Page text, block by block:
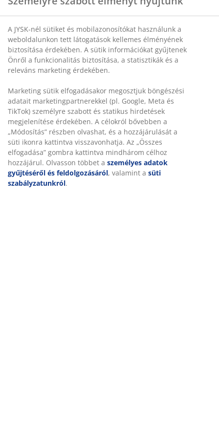
A JYSK-nél sütiket és mobilazonosítókat használunk a
weboldalunkon tett látogatások kellemes élményének
biztosítása érdekében. A sütik információkat gyűjtenek
Önről a funkcionalitás biztosítása, a statisztikák és a
releváns marketing érdekében.
Marketing sütik elfogadásakor megosztjuk böngészési
adatait marketingpartnerekkel (pl. Google, Meta és
TikTok) személyre szabott és statikus hirdetések
megjelenítése érdekében. A célokról bővebben a
„Módosítás” részben olvashat, és a hozzájárulását a
süti ikonra kattintva visszavonhatja. Az „Összes
elfogadása” gombra kattintva mindhárom célhoz
hozzájárul. Olvasson többet a személyes adatok
gyűjtéséről és feldolgozásáról, valamint a süti
szabályzatunkról.